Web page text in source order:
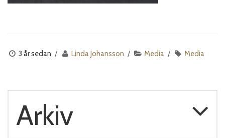
3 år sedan Linda Johansson Media Media
Arkiv